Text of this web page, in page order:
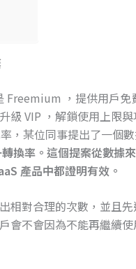
Freemium ，提供用戶
級 VIP ，解鎖使用上限與
，某位同事提出了一個數
換率。這個提案從數據
產品中都證明有效。
相對合理的次數，並且
會不會因為不能再繼續